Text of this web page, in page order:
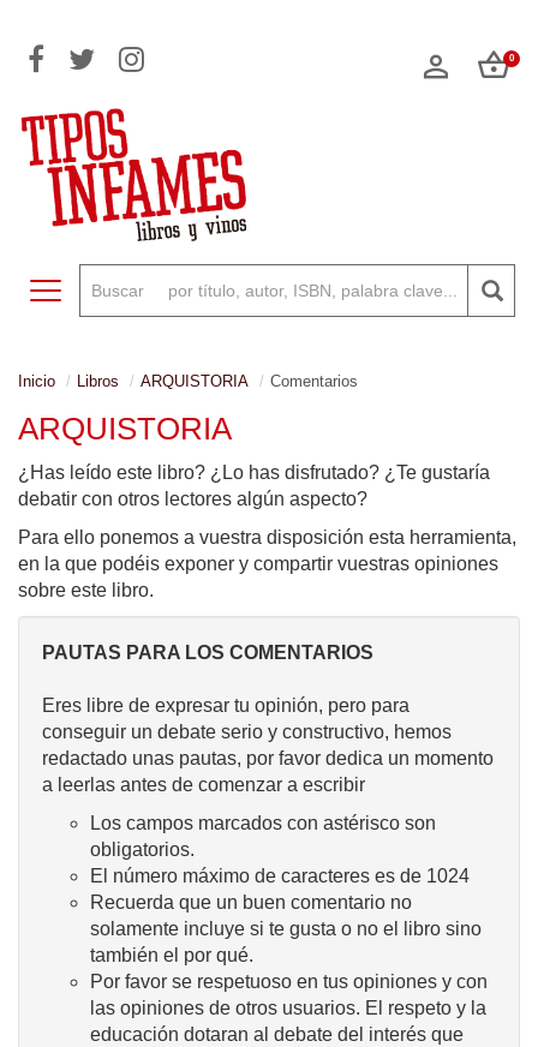
0
Toggle navigation
Inicio Libros ARQUISTORIA Comentarios
ARQUISTORIA
¿Has leído este libro? ¿Lo has disfrutado? ¿Te gustaría
debatir con otros lectores algún aspecto?
Para ello ponemos a vuestra disposición esta herramienta,
en la que podéis exponer y compartir vuestras opiniones
sobre este libro.
PAUTAS PARA LOS COMENTARIOS
Eres libre de expresar tu opinión, pero para
conseguir un debate serio y constructivo, hemos
redactado unas pautas, por favor dedica un momento
a leerlas antes de comenzar a escribir
Los campos marcados con astérisco son
obligatorios.
El número máximo de caracteres es de 1024
Recuerda que un buen comentario no
solamente incluye si te gusta o no el libro sino
también el por qué.
Por favor se respetuoso en tus opiniones y con
las opiniones de otros usuarios. El respeto y la
educación dotaran al debate del interés que